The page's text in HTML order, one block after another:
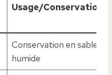
Usage/Conservation
Conservation en sable
humide